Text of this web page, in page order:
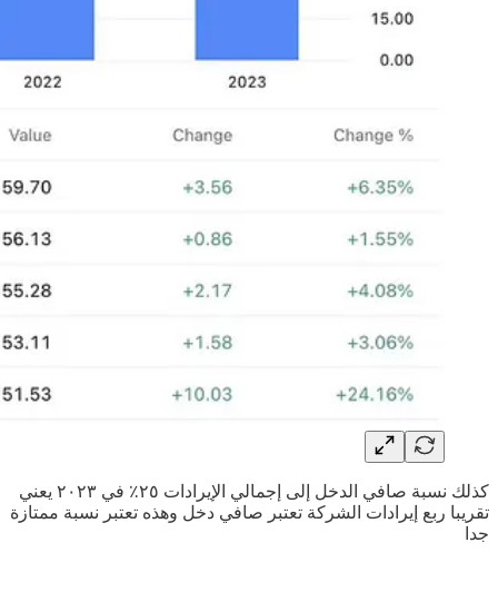
كذلك نسبة صافي الدخل إلى إجمالي الإيرادات ٢٥٪ في ٢٠٢٣ يعني
تقريبا ربع إيرادات الشركة تعتبر صافي دخل وهذه تعتبر نسبة ممتازة
جدا